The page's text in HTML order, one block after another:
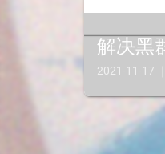
解决黑
2021-11-17
起床发现黑